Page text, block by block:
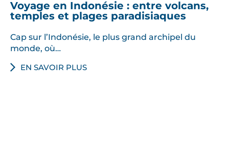
Voyage en Indonésie : entre volcans,
temples et plages paradisiaques
Cap sur l’Indonésie, le plus grand archipel du
monde, où…
EN SAVOIR PLUS